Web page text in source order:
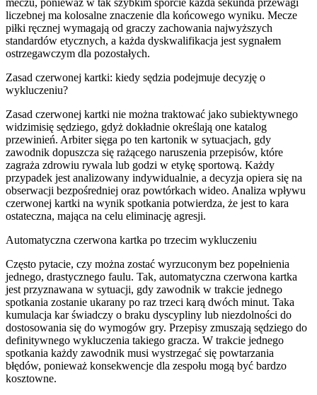
liczebnej ma kolosalne znaczenie dla końcowego wyniku. Mecze
piłki ręcznej wymagają od graczy zachowania najwyższych
standardów etycznych, a każda dyskwalifikacja jest sygnałem
ostrzegawczym dla pozostałych.
Zasad czerwonej kartki: kiedy sędzia podejmuje decyzję o
wykluczeniu?
Zasad czerwonej kartki nie można traktować jako subiektywnego
widzimisię sędziego, gdyż dokładnie określają one katalog
przewinień. Arbiter sięga po ten kartonik w sytuacjach, gdy
zawodnik dopuszcza się rażącego naruszenia przepisów, które
zagraża zdrowiu rywala lub godzi w etykę sportową. Każdy
przypadek jest analizowany indywidualnie, a decyzja opiera się na
obserwacji bezpośredniej oraz powtórkach wideo. Analiza wpływu
czerwonej kartki na wynik spotkania potwierdza, że jest to kara
ostateczna, mająca na celu eliminację agresji.
Automatyczna czerwona kartka po trzecim wykluczeniu
Często pytacie, czy można zostać wyrzuconym bez popełnienia
jednego, drastycznego faulu. Tak, automatyczna czerwona kartka
jest przyznawana w sytuacji, gdy zawodnik w trakcie jednego
spotkania zostanie ukarany po raz trzeci karą dwóch minut. Taka
kumulacja kar świadczy o braku dyscypliny lub niezdolności do
dostosowania się do wymogów gry. Przepisy zmuszają sędziego do
definitywnego wykluczenia takiego gracza. W trakcie jednego
spotkania każdy zawodnik musi wystrzegać się powtarzania
błędów, ponieważ konsekwencje dla zespołu mogą być bardzo
kosztowne.